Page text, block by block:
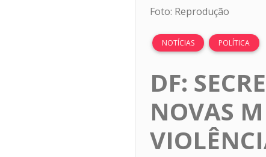
Foto: Reprodução
NOTÍCIAS POLÍTICA
DF:
NOVAS